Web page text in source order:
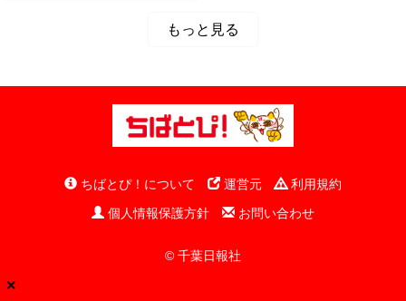
もっと見る
ちばとぴ！について 運営元
利用規約
個人情報保護方針
お問い合わせ
© 千葉日報社
×